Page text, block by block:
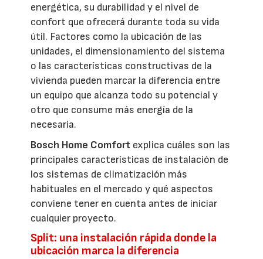
energética, su durabilidad y el nivel de
confort que ofrecerá durante toda su vida
útil. Factores como la ubicación de las
unidades, el dimensionamiento del sistema
o las características constructivas de la
vivienda pueden marcar la diferencia entre
un equipo que alcanza todo su potencial y
otro que consume más energía de la
necesaria.
Bosch Home Comfort explica cuáles son las
principales características de instalación de
los sistemas de climatización más
habituales en el mercado y qué aspectos
conviene tener en cuenta antes de iniciar
cualquier proyecto.
Split: una instalación rápida donde la
ubicación marca la diferencia